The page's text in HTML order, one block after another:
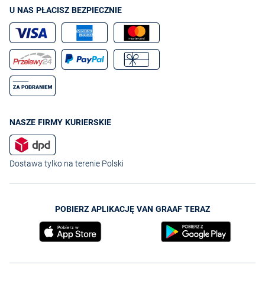
U NAS PŁACISZ BEZPIECZNIE
NASZE FIRMY KURIERSKIE
Dostawa tylko na terenie Polski
POBIERZ APLIKACJĘ VAN GRAAF TERAZ